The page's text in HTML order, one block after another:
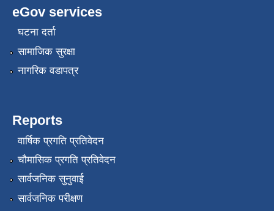
eGov services
घटना दर्ता
सामाजिक सुरक्षा
नागरिक वडापत्र
Reports
वार्षिक प्रगति प्रतिवेदन
चौमासिक प्रगति प्रतिवेदन
सार्वजनिक सुनुवाई
सार्वजनिक परीक्षण